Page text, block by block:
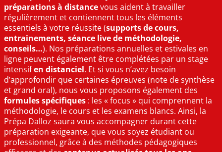
préparations à distancevous aident à travailler
régulièrement et contiennent tous les éléments
essentiels à votre réussite (supports de cours,
entrainements, séance live de méthodologie,
conseils…). Nos préparations annuelles et estivales en
ligne peuvent également être complétées par un stage
intensifen distanciel. Et si vous n’avez besoin
d’approfondir que certaines épreuves (note de synthèse
et grand oral), nous vous proposons également des
formules spécifiques: les « focus » qui comprennent la
méthodologie, le cours et les examens blancs. Ainsi, la
Prépa Dalloz saura vous accompagner durant cette
préparation exigeante, que vous soyez étudiant ou
professionnel, grâce à des méthodes pédagogiques